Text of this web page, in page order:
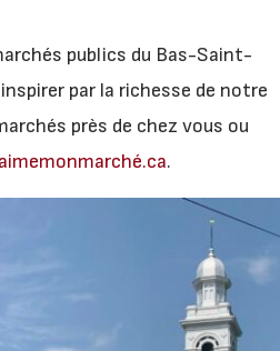
publics du Bas-Saint-
par la richesse de notre
près de chez vous ou
.